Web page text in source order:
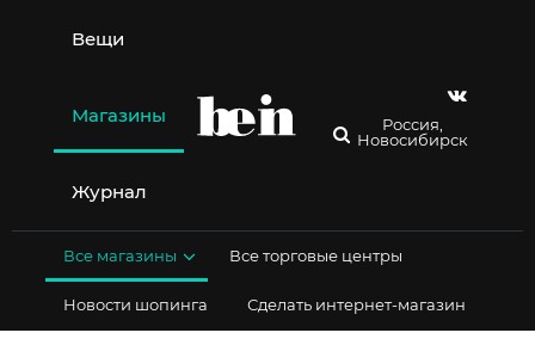
содержимому
Вещи
Магазины
Журнал
Россия,
Новосибирск
Все магазины Все торговые центры
Новости шопинга Сделать интернет-магазин